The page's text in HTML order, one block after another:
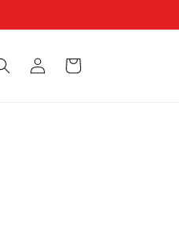
Conectați-
Coș